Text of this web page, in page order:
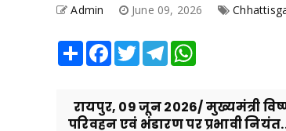
Admin June 09, 2026
Share Facebook
TwitterTelegram
रायपुर, 09 जून 2026/ मुख्यमंत्री
परिवहन एवं भंडारण पर प्रभावी